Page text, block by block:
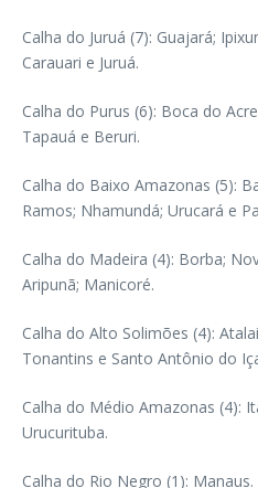
Calha do Juruá (7): Guajará;
Carauari e Juruá.
Calha do Purus (6): Boca do
Tapauá e Beruri.
Calha do Baixo Amazonas (5):
Ramos; Nhamundá; Urucará e
Calha do Madeira (4): Borba;
Aripunã; Manicoré.
Calha do Alto Solimões (4):
Tonantins e Santo Antônio do
Calha do Médio Amazonas (4):
Urucurituba.
Calha do Rio Negro (1): Manaus.